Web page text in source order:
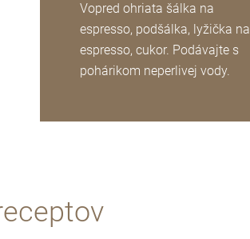
Vopred ohriata šálka na
espresso, podšálka, lyžička na
espresso, cukor. Podávajte s
pohárikom neperlivej vody.